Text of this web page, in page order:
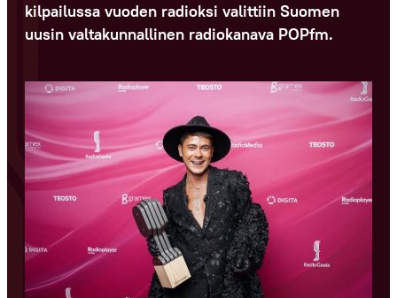
kilpailussa vuoden radioksi valittiin Suomen
uusin valtakunnallinen radiokanava POPfm.